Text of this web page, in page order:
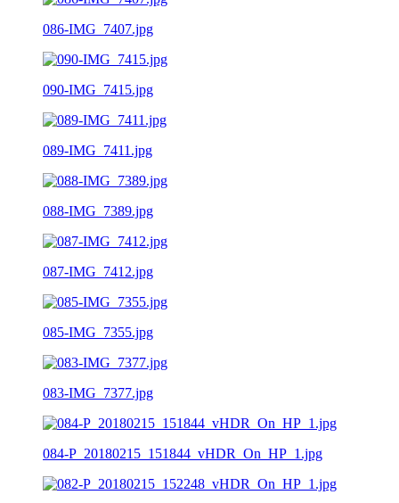
086-IMG_7407.jpg
090-IMG_7415.jpg
089-IMG_7411.jpg
088-IMG_7389.jpg
087-IMG_7412.jpg
085-IMG_7355.jpg
083-IMG_7377.jpg
084-P_20180215_151844_vHDR_On_HP_1.jpg